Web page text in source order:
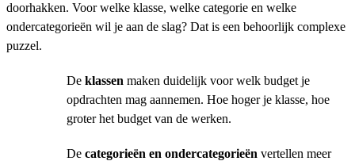
doorhakken. Voor welke klasse, welke categorie en welke
ondercategorieën wil je aan de slag? Dat is een behoorlijk complexe
puzzel.
De klassen maken duidelijk voor welk budget je
opdrachten mag aannemen. Hoe hoger je klasse, hoe
groter het budget van de werken.
De categorieën en ondercategorieën vertellen meer